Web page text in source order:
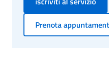
Prenota